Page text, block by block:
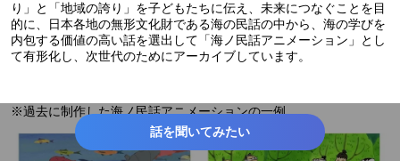
り」と「地域の誇り」を子どもたちに伝え、未来につなぐことを目
的に、日本各地の無形文化財である海の民話の中から、海の学びを
内包する価値の高い話を選出して「海ノ民話アニメーション」とし
て有形化し、次世代のためにアーカイブしています。
※過去に制作した海ノ民話アニメーションの一例
話を聞いてみたい